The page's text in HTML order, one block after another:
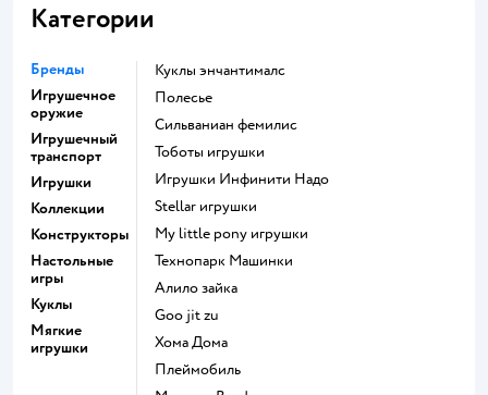
Категории
Бренды
Игрушечное
оружие
Игрушечный
транспорт
Игрушки
Коллекции
Конструкторы
Настольные
игры
Куклы
Мягкие
игрушки
Куклы энчантималс
Полесье
Сильваниан фемилис
Тоботы игрушки
Игрушки Инфинити Надо
Stellar игрушки
my little pony игрушки
Технопарк Машинки
Алило зайка
Goo jit zu
Хома Дома
Плеймобиль